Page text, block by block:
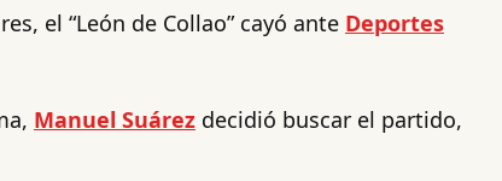
el “León de Collao” cayó ante Deportes
Manuel Suárez decidió buscar el partido,